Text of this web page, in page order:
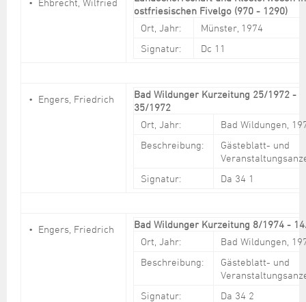
ostfriesischen Fivelgo (970 - 1290)
Ort, Jahr:
Münster, 1974
Signatur:
Dc 11
Engers, Friedrich
Bad Wildunger Kurzeitung 25/1972 -
35/1972
Ort, Jahr:
Bad Wildungen,
Beschreibung:
Gästeblatt- und
Signatur:
Da 34 1
Engers, Friedrich
Bad Wildunger Kurzeitung 8/1974 -
Ort, Jahr:
Bad Wildungen,
Beschreibung:
Gästeblatt- und
Signatur:
Da 34 2